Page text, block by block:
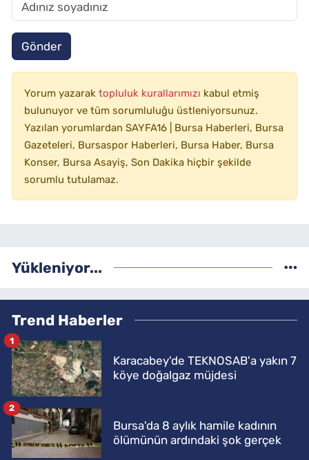
Gönder
Yorum yazarak topluluk kurallarımızı kabul etmiş
bulunuyor ve tüm sorumluluğu üstleniyorsunuz.
Yazılan yorumlardan SAYFA16 | Bursa Haberleri, Bursa
Gazeteleri, Bursaspor Haberleri, Bursa Haber, Bursa
Konser, Bursa Asayiş, Son Dakika hiçbir şekilde
sorumlu tutulamaz.
Yükleniyor...
Trend Haberler
Karacabey'de TEKNOSAB'a yakın 7
köye doğalgaz müjdesi
1
Bursa'da 8 aylık hamile kadının
ölümünün ardındaki şok gerçek
2